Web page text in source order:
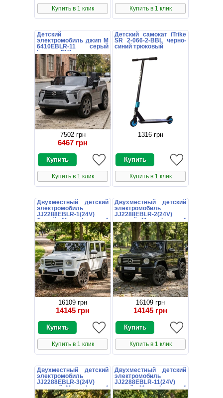
Купить в 1 клик Купить в 1 клик
Детский
электромобиль джип M
6410EBLR-11 серый
Lexus с EVA колесами
7502 грн
6467 грн
Купить в 1 клик
Детский самокат iTrike
SR 2-066-2-BBL черно-
синий трюковый
1316 грн
Купить в 1 клик
Двухместный детский
электромобиль
JJ2288EBLR-1(24V)
белый Mercedes с 4
моторами
16109 грн
14145 грн
Купить в 1 клик
Двухместный детский
электромобиль
JJ2288EBLR-2(24V)
черный Mercedes с 4
моторами
16109 грн
14145 грн
Купить в 1 клик
Двухместный детский
электромобиль
JJ2288EBLR-3(24V)
красный Mercedes с 4
моторами
Двухместный детский
электромобиль
JJ2288EBLR-11(24V)
серый Mercedes с 4
моторами